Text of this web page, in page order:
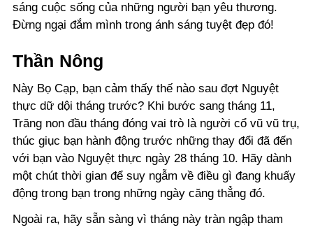
sáng cuộc sống của những người bạn yêu thương.
Đừng ngại đắm mình trong ánh sáng tuyệt đẹp đó!
Thần Nông
Này Bọ Cạp, bạn cảm thấy thế nào sau đợt Nguyệt
thực dữ dội tháng trước? Khi bước sang tháng 11,
Trăng non đầu tháng đóng vai trò là người cổ vũ vũ trụ,
thúc giục bạn hành động trước những thay đổi đã đến
với bạn vào Nguyệt thực ngày 28 tháng 10. Hãy dành
một chút thời gian để suy ngẫm về điều gì đang khuấy
động trong bạn trong những ngày căng thẳng đó.
Ngoài ra, hãy sẵn sàng vì tháng này tràn ngập tham